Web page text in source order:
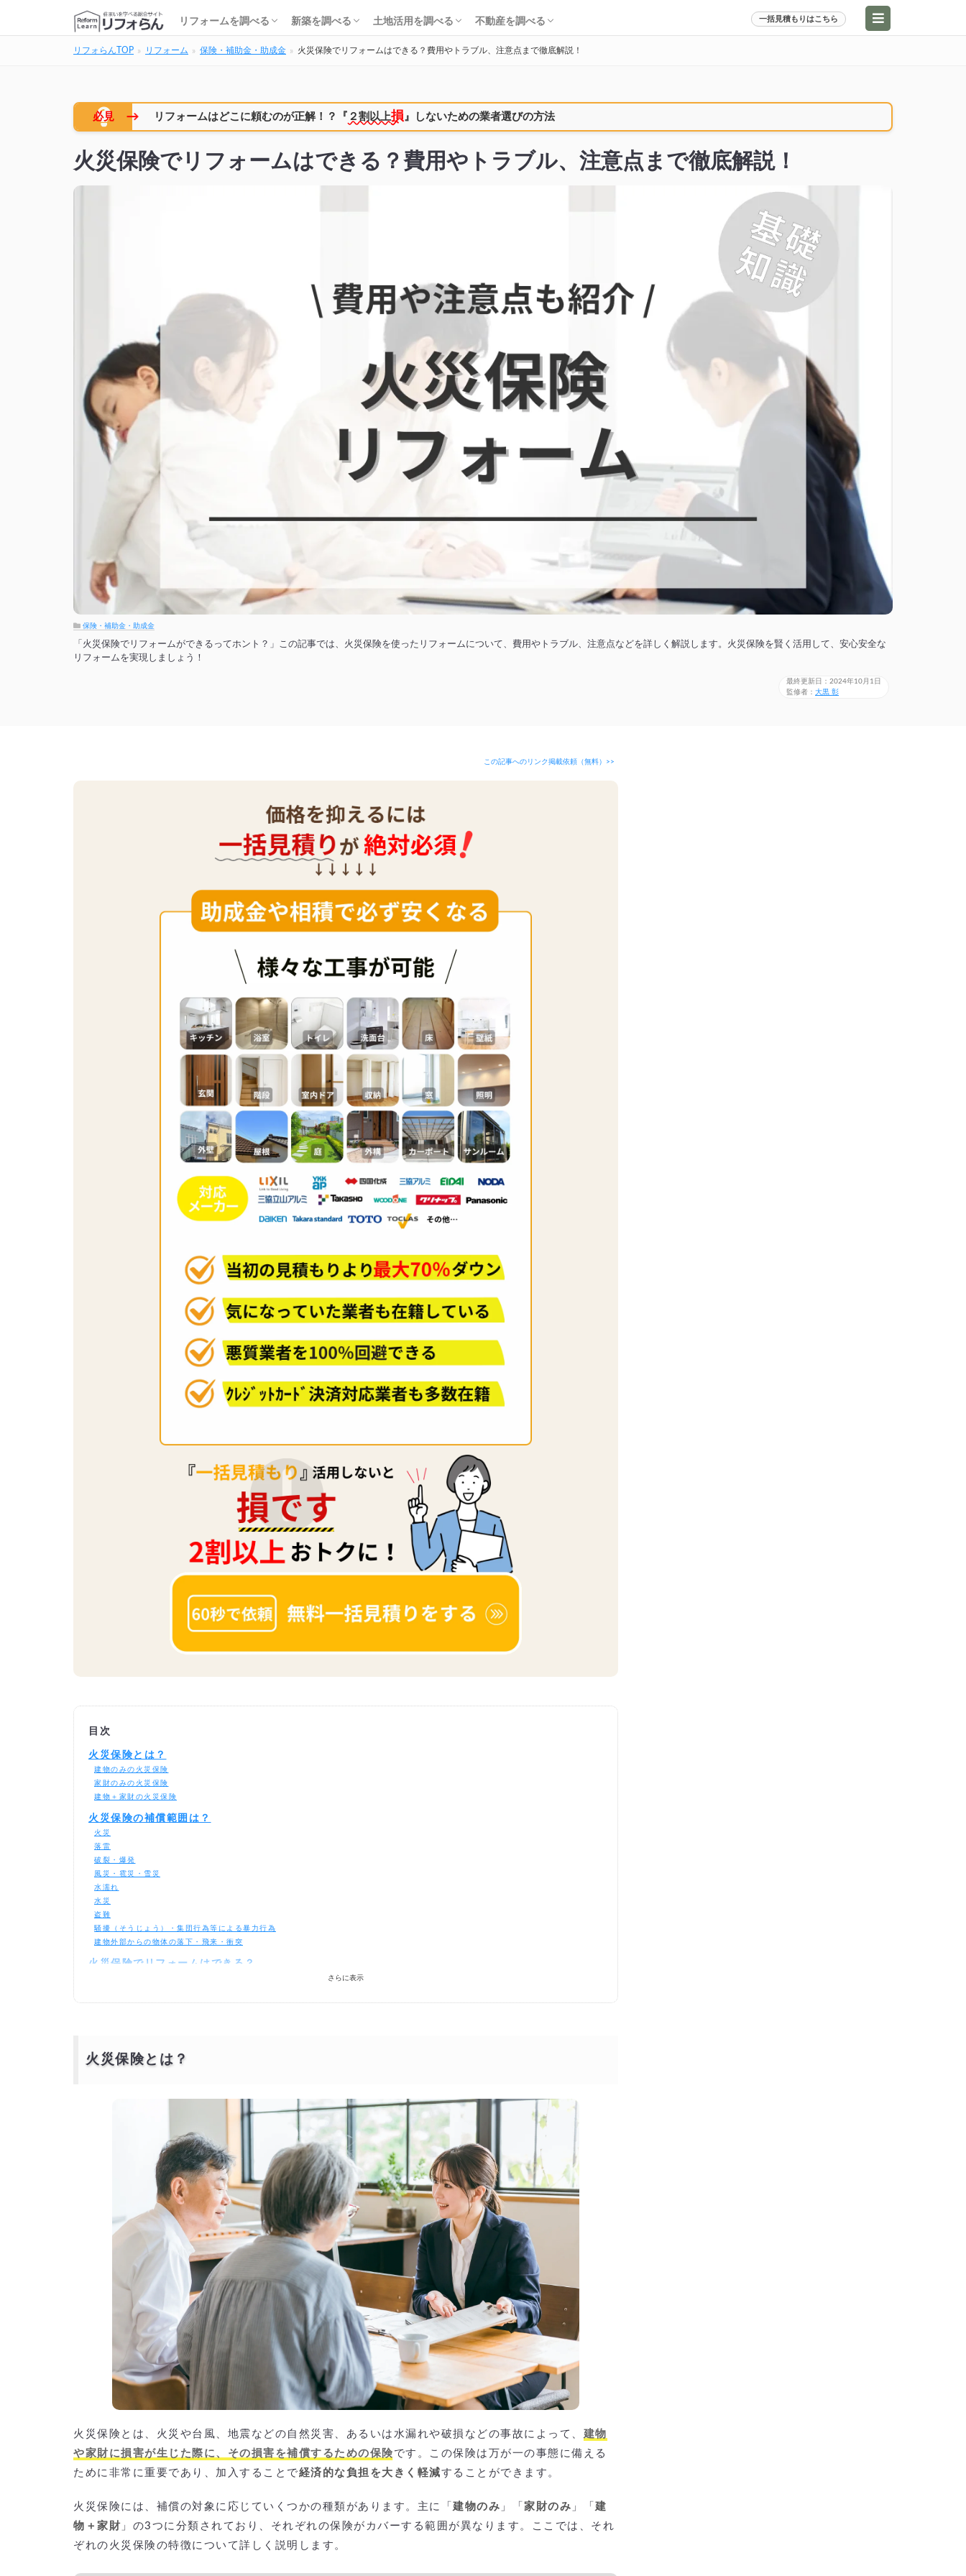
リフォームを調べる
基礎知識・費用を調べる
リフォーム会社を調べる
リフォームローンを調べる
保険・補助金を調べる
新築を調べる
基礎知識・費用を調べる
建築会社・工務店を調べる
家の解体を調べる
土地購入を調べる
住宅ローンを調べる
土地活用を調べる
基礎知識を調べる
土地活用会社を調べる
利回り・初期費用を調べる
不動産を調べる
不動産売却を調べる
不動産購入を調べる
不動産投資を調べる
一括見積もりはこちら
リフォらんTOP リフォーム 保険・補助金・助成金 火災保険でリフォームはできる？費用やトラブル、注意点まで徹底解説！
必見 → リフォームはどこに頼むのが正解！？ 『 ２割以上損』しないための業者選びの方法
火災保険でリフォームはできる？費用やトラブル、注意点まで徹底解説！
保険・補助金・助成金
「火災保険でリフォームができるってホント？」この記事では、火災保険を使ったリフォームについて、費用やトラブル、注意点などを詳しく解説します。火災保険を賢く活用して、安心安全な
リフォームを実現しましょう！
最終更新日：2024年10月1日
監修者： 大黒 彰
この記事へのリンク掲載依頼（無料）>>
目次
火災保険とは？
建物のみの火災保険
家財のみの火災保険
建物＋家財の火災保険
火災保険の補償範囲は？
火災
落雷
破裂・爆発
風災・雹災・雪災
水濡れ
水災
盗難
騒擾（そうじょう）・集団行為等による暴力行為
建物外部からの物体の落下・飛来・衝突
火災保険でリフォームはできる？
火災保険を利用したリフォームトラブルについて
さらに表示
火災保険とは？
火災保険とは、火災や台風、地震などの自然災害、あるいは水漏れや破損などの事故によって、 建物
や家財に損害が生じた際に、その損害を補償するための保険 です。この保険は万が一の事態に備える
ために非常に重要であり、加入することで経済的な負担を大きく軽減することができます。
火災保険には、補償の対象に応じていくつかの種類があります。主に「 建物のみ 」「 家財のみ 」「 建
物＋家財 」の3つに分類されており、それぞれの保険がカバーする範囲が異なります。ここでは、それ
ぞれの火災保険の特徴について詳しく説明します。
基礎知識・費用を調べる
リフォーム会社を調べる
リフォームローンを調べる
保険・補助金を調べる 基礎知識・費用を調べる
建築会社・工務店を調べる
家の解体を調べる
土地購入を調べる
住宅ローンを調べる基礎知識を調べる
土地活用会社を調べる
利回り・初期費用を調べる不動産売却を調べる
不動産購入を調べる
不動産投資を調べる